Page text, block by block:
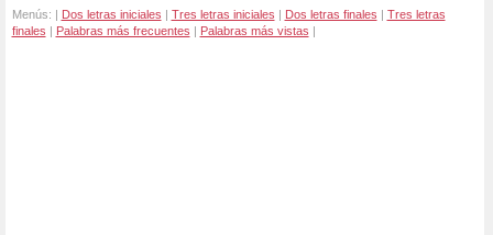
Menús: | Dos letras iniciales | Tres letras iniciales | Dos letras finales | Tres letras
finales | Palabras más frecuentes | Palabras más vistas |